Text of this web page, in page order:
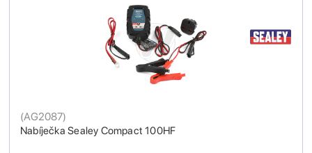
Nabíječka Sealey Compact 100HF
(AG2087)